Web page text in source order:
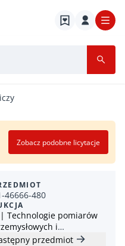
Zobacz podobne licytacje
46666-480
Technologie pomiarów
i
Urządzenia
przedmiot